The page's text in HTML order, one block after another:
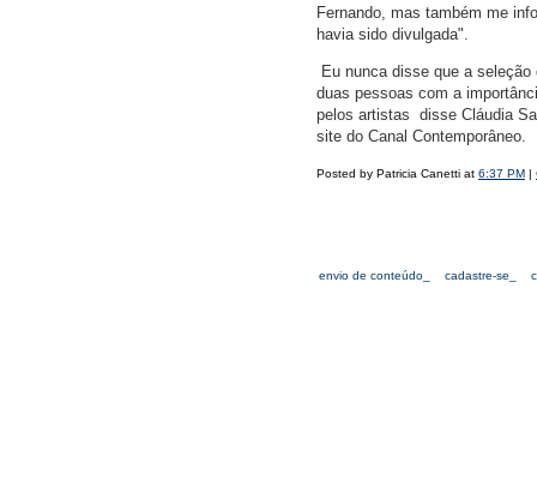
Fernando, mas também me
havia sido divulgada".
 Eu nunca disse que a
duas pessoas com a
pelos artistas  disse Cláudia
site do Canal Contemporâneo.
Posted by Patricia Canetti at 6:37 PM |
envio de conteúdo_ cadastre-se_